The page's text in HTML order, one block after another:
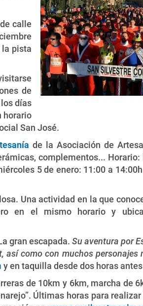
calle
la pista
de
días
horario
San José.
de la Asociación de
complementos...
5 de enero: 11:00 a
Una actividad en la que
en el mismo horario y
gran escapada. Su aventura por
como con muchos personajes
y en taquilla desde dos horas
de 10km y 6km, marcha de
Últimas horas para